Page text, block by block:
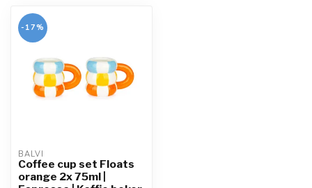
-17%
BALVI
Coffee cup set Floats
orange 2x 75ml |